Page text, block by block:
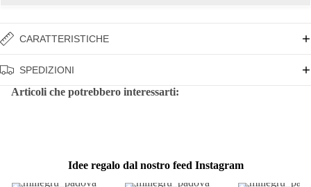
CARATTERISTICHE
SPEDIZIONI
Articoli che potrebbero interessarti:
Idee regalo dal nostro feed Instagram